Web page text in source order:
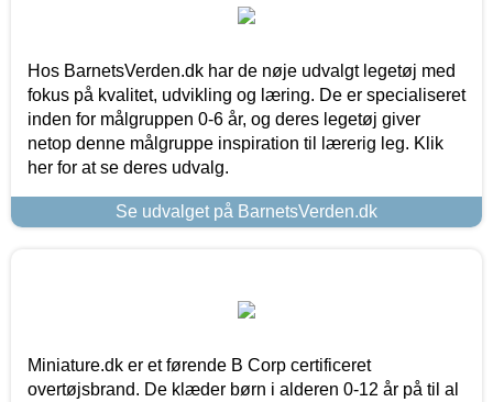
Hos BarnetsVerden.dk har de nøje udvalgt legetøj med
fokus på kvalitet, udvikling og læring. De er specialiseret
inden for målgruppen 0-6 år, og deres legetøj giver
netop denne målgruppe inspiration til lærerig leg. Klik
her for at se deres udvalg.
Se udvalget på BarnetsVerden.dk
Miniature.dk er et førende B Corp certificeret
overtøjsbrand. De klæder børn i alderen 0-12 år på til al